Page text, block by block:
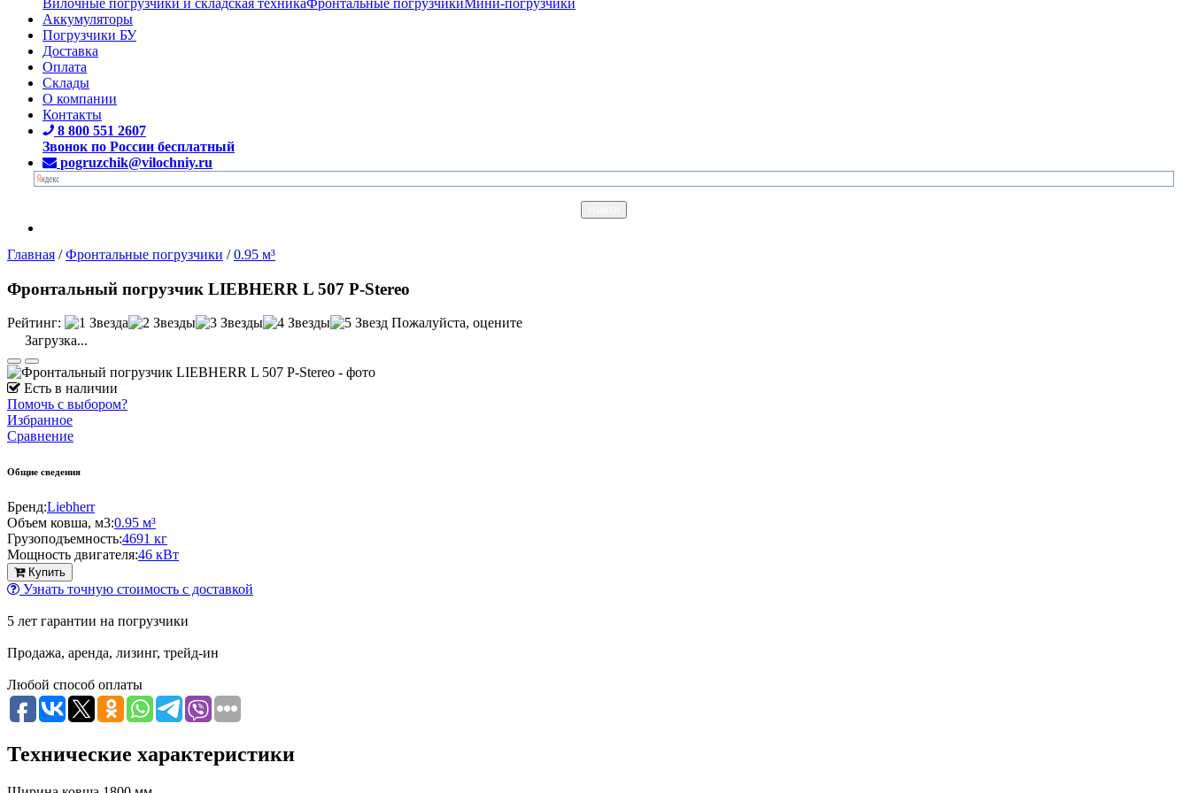
Аккумуляторы
Погрузчики БУ
Доставка
Оплата
Склады
О компании
Контакты
8 800 551 2607
Звонок по России бесплатный
pogruzchik@vilochniy.ru
Главная /Фронтальные погрузчики /0.95 м³
Фронтальный погрузчик LIEBHERR L 507 P-Stereo
Рейтинг:
Пожалуйста, оцените
Загрузка...
Есть в наличии
Помочь с выбором?
Избранное
Сравнение
Общие сведения
Бренд:Liebherr
Объем ковша, м3:0.95 м³
Грузоподъемность:4691 кг
Мощность двигателя:46 кВт
Купить
Узнать точную стоимость с доставкой
5 лет гарантии на погрузчики
Продажа, аренда, лизинг, трейд-ин
Любой способ оплаты
Технические характеристики